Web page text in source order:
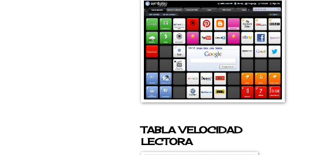
TABLA VELOCIDAD
LECTORA